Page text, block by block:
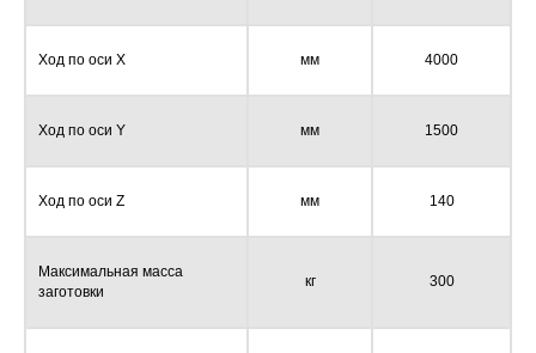
Ход по оси X мм 4000
Ход по оси Y мм 1500
Ход по оси Z мм 140
Максимальная масса
заготовки
кг 300